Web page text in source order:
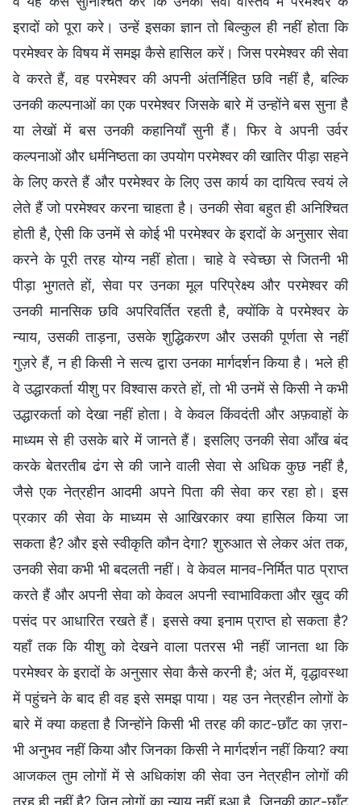
इरादों को पूरा करे। उन्हें इसका ज्ञान तो बिल्कुल ही नहीं होता कि
परमेश्वर के विषय में समझ कैसे हासिल करें। जिस परमेश्वर की सेवा
वे करते हैं, वह परमेश्वर की अपनी अंतर्निहित छवि नहीं है, बल्कि
उनकी कल्पनाओं का एक परमेश्वर जिसके बारे में उन्होंने बस सुना है
या लेखों में बस उनकी कहानियाँ सुनी हैं। फिर वे अपनी उर्वर
कल्पनाओं और धर्मनिष्ठता का उपयोग परमेश्वर की खातिर पीड़ा सहने
के लिए करते हैं और परमेश्वर के लिए उस कार्य का दायित्व स्वयं ले
लेते हैं जो परमेश्वर करना चाहता है। उनकी सेवा बहुत ही अनिश्चित
होती है, ऐसी कि उनमें से कोई भी परमेश्वर के इरादों के अनुसार सेवा
करने के पूरी तरह योग्य नहीं होता। चाहे वे स्वेच्छा से जितनी भी
पीड़ा भुगतते हों, सेवा पर उनका मूल परिप्रेक्ष्य और परमेश्वर की
उनकी मानसिक छवि अपरिवर्तित रहती है, क्योंकि वे परमेश्वर के
न्याय, उसकी ताड़ना, उसके शुद्धिकरण और उसकी पूर्णता से नहीं
गुज़रे हैं, न ही किसी ने सत्य द्वारा उनका मार्गदर्शन किया है। भले ही
वे उद्धारकर्ता यीशु पर विश्वास करते हों, तो भी उनमें से किसी ने कभी
उद्धारकर्ता को देखा नहीं होता। वे केवल किंवदंती और अफ़वाहों के
माध्यम से ही उसके बारे में जानते हैं। इसलिए उनकी सेवा आँख बंद
करके बेतरतीब ढंग से की जाने वाली सेवा से अधिक कुछ नहीं है,
जैसे एक नेत्रहीन आदमी अपने पिता की सेवा कर रहा हो। इस
प्रकार की सेवा के माध्यम से आखिरकार क्या हासिल किया जा
सकता है? और इसे स्वीकृति कौन देगा? शुरुआत से लेकर अंत तक,
उनकी सेवा कभी भी बदलती नहीं। वे केवल मानव-निर्मित पाठ प्राप्त
करते हैं और अपनी सेवा को केवल अपनी स्वाभाविकता और ख़ुद की
पसंद पर आधारित रखते हैं। इससे क्या इनाम प्राप्त हो सकता है?
यहाँ तक कि यीशु को देखने वाला पतरस भी नहीं जानता था कि
परमेश्वर के इरादों के अनुसार सेवा कैसे करनी है; अंत में, वृद्धावस्था
में पहुंचने के बाद ही वह इसे समझ पाया। यह उन नेत्रहीन लोगों के
बारे में क्या कहता है जिन्होंने किसी भी तरह की काट-छाँट का ज़रा-
भी अनुभव नहीं किया और जिनका किसी ने मार्गदर्शन नहीं किया? क्या
आजकल तुम लोगों में से अधिकांश की सेवा उन नेत्रहीन लोगों की
तरह ही नहीं है? जिन लोगों का न्याय नहीं हुआ है, जिनकी काट-छाँट